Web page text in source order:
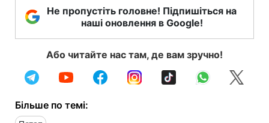
Не пропустіть головне! Підпишіться на
наші оновлення в Google!
Або читайте нас там, де вам зручно!
Більше по темі: